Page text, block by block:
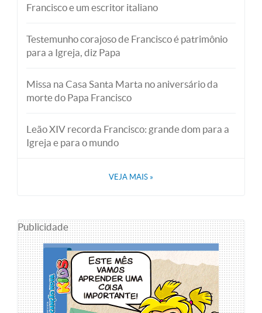
Francisco e um escritor italiano
Testemunho corajoso de Francisco é patrimônio
para a Igreja, diz Papa
Missa na Casa Santa Marta no aniversário da
morte do Papa Francisco
Leão XIV recorda Francisco: grande dom para a
Igreja e para o mundo
VEJA MAIS »
Publicidade